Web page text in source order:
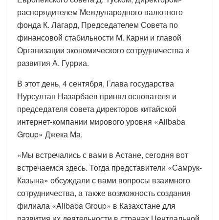
распорядителем Международного валютного
фонда К. Лагард, Председателем Совета по
финансовой стабильности М. Карни и главой
Организации экономического сотрудничества и
развития А. Гурриа.
В этот день, 4 сентября, Глава государства
Нурсултан Назарбаев принял основателя и
председателя совета директоров китайской
интернет-компании мирового уровня «Alibaba
Group» Джека Ма.
«Мы встречались с вами в Астане, сегодня вот
встречаемся здесь. Тогда представители «Самрук-
Казына» обсуждали с вами вопросы взаимного
сотрудничества, а также возможность создания
филиала «Alibaba Group» в Казахстане для